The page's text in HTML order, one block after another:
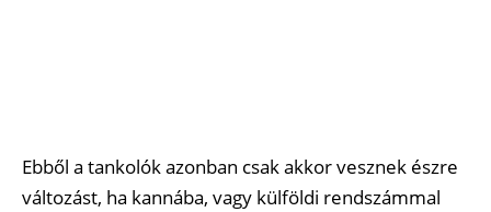
Ebből a tankolók azonban csak akkor vesznek észre
változást, ha kannába, vagy külföldi rendszámmal